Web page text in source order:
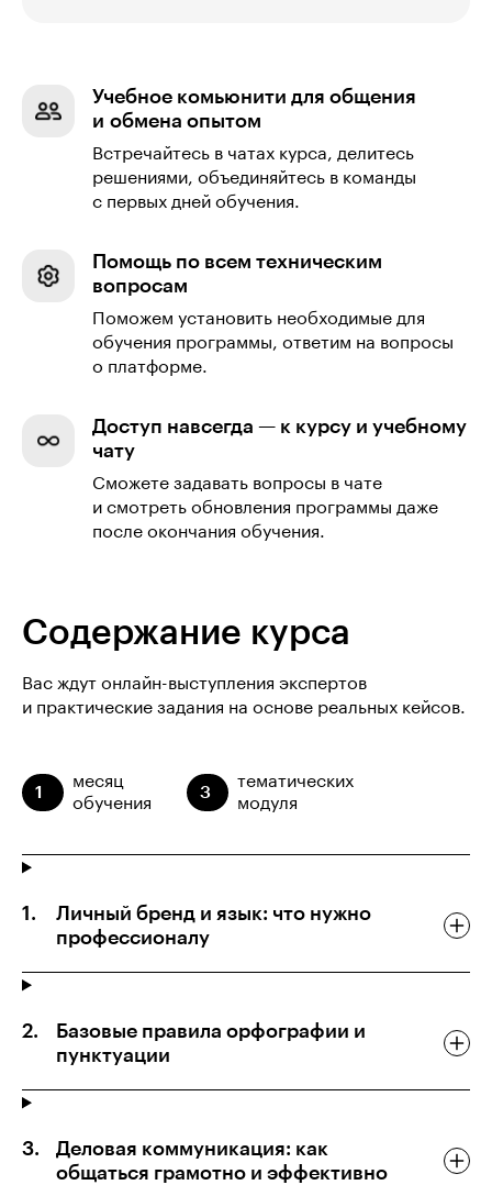
Учебное комьюнити для общения
и обмена опытом
Встречайтесь в чатах курса, делитесь
решениями, объединяйтесь в команды
с первых дней обучения.
Помощь по всем техническим
вопросам
Поможем установить необходимые для
обучения программы, ответим на вопросы
о платформе.
Доступ навсегда — к курсу и учебному
чату
Сможете задавать вопросы в чате
и смотреть обновления программы даже
после окончания обучения.
Содержание курса
Вас ждут онлайн-выступления экспертов
и практические задания на основе реальных кейсов.
1
месяц
обучения
3
тематических
модуля
Личный бренд и язык: что нужно
профессионалу
Базовые правила орфографии и
пунктуации
Деловая коммуникация: как
общаться грамотно и эффективно